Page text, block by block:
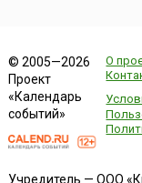
© 2005—2026
Проект
«Календарь
событий»
О
Учредитель — ООО